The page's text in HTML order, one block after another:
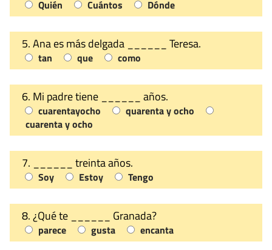
Quién Cuántos Dónde
5. Ana es más delgada ______ Teresa.
tan que como
6. Mi padre tiene ______ años.
cuarentayocho
quarenta y ocho
cuarenta y ocho
7. ______ treinta años.
Soy Estoy Tengo
8. ¿Qué te ______ Granada?
parece gusta encanta